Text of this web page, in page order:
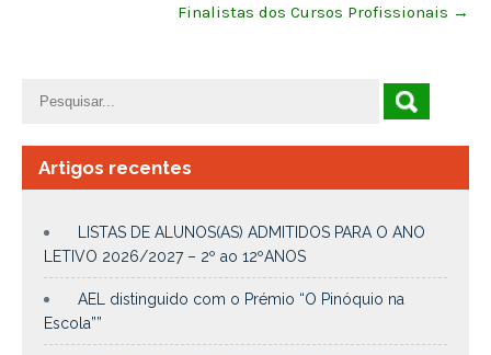
Finalistas dos Cursos Profissionais →
Artigos recentes
LISTAS DE ALUNOS(AS) ADMITIDOS PARA O ANO
LETIVO 2026/2027 – 2º ao 12ºANOS
AEL distinguido com o Prémio “O Pinóquio na
Escola””